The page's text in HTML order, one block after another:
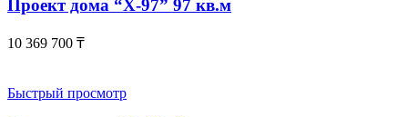
Проект дома “Х-97” 97 кв.м
10 369 700 ₸
Быстрый просмотр